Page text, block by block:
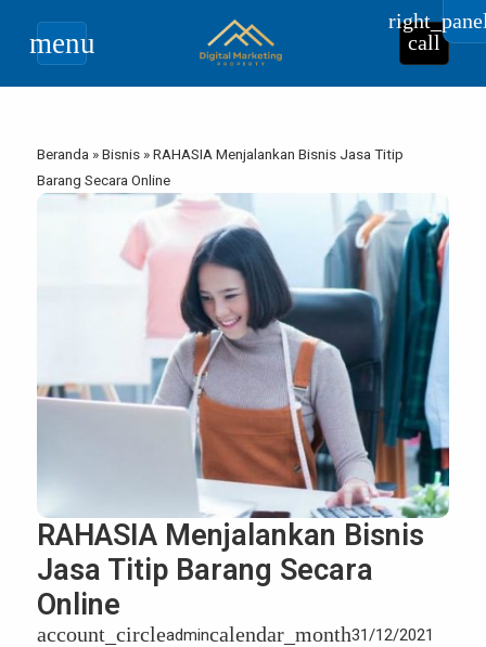
menu call
Beranda »Bisnis »RAHASIA Menjalankan Bisnis Jasa Titip
Barang Secara Online
RAHASIA Menjalankan Bisnis
Jasa Titip Barang Secara
Online
account_circleadmincalendar_month31/12/2021